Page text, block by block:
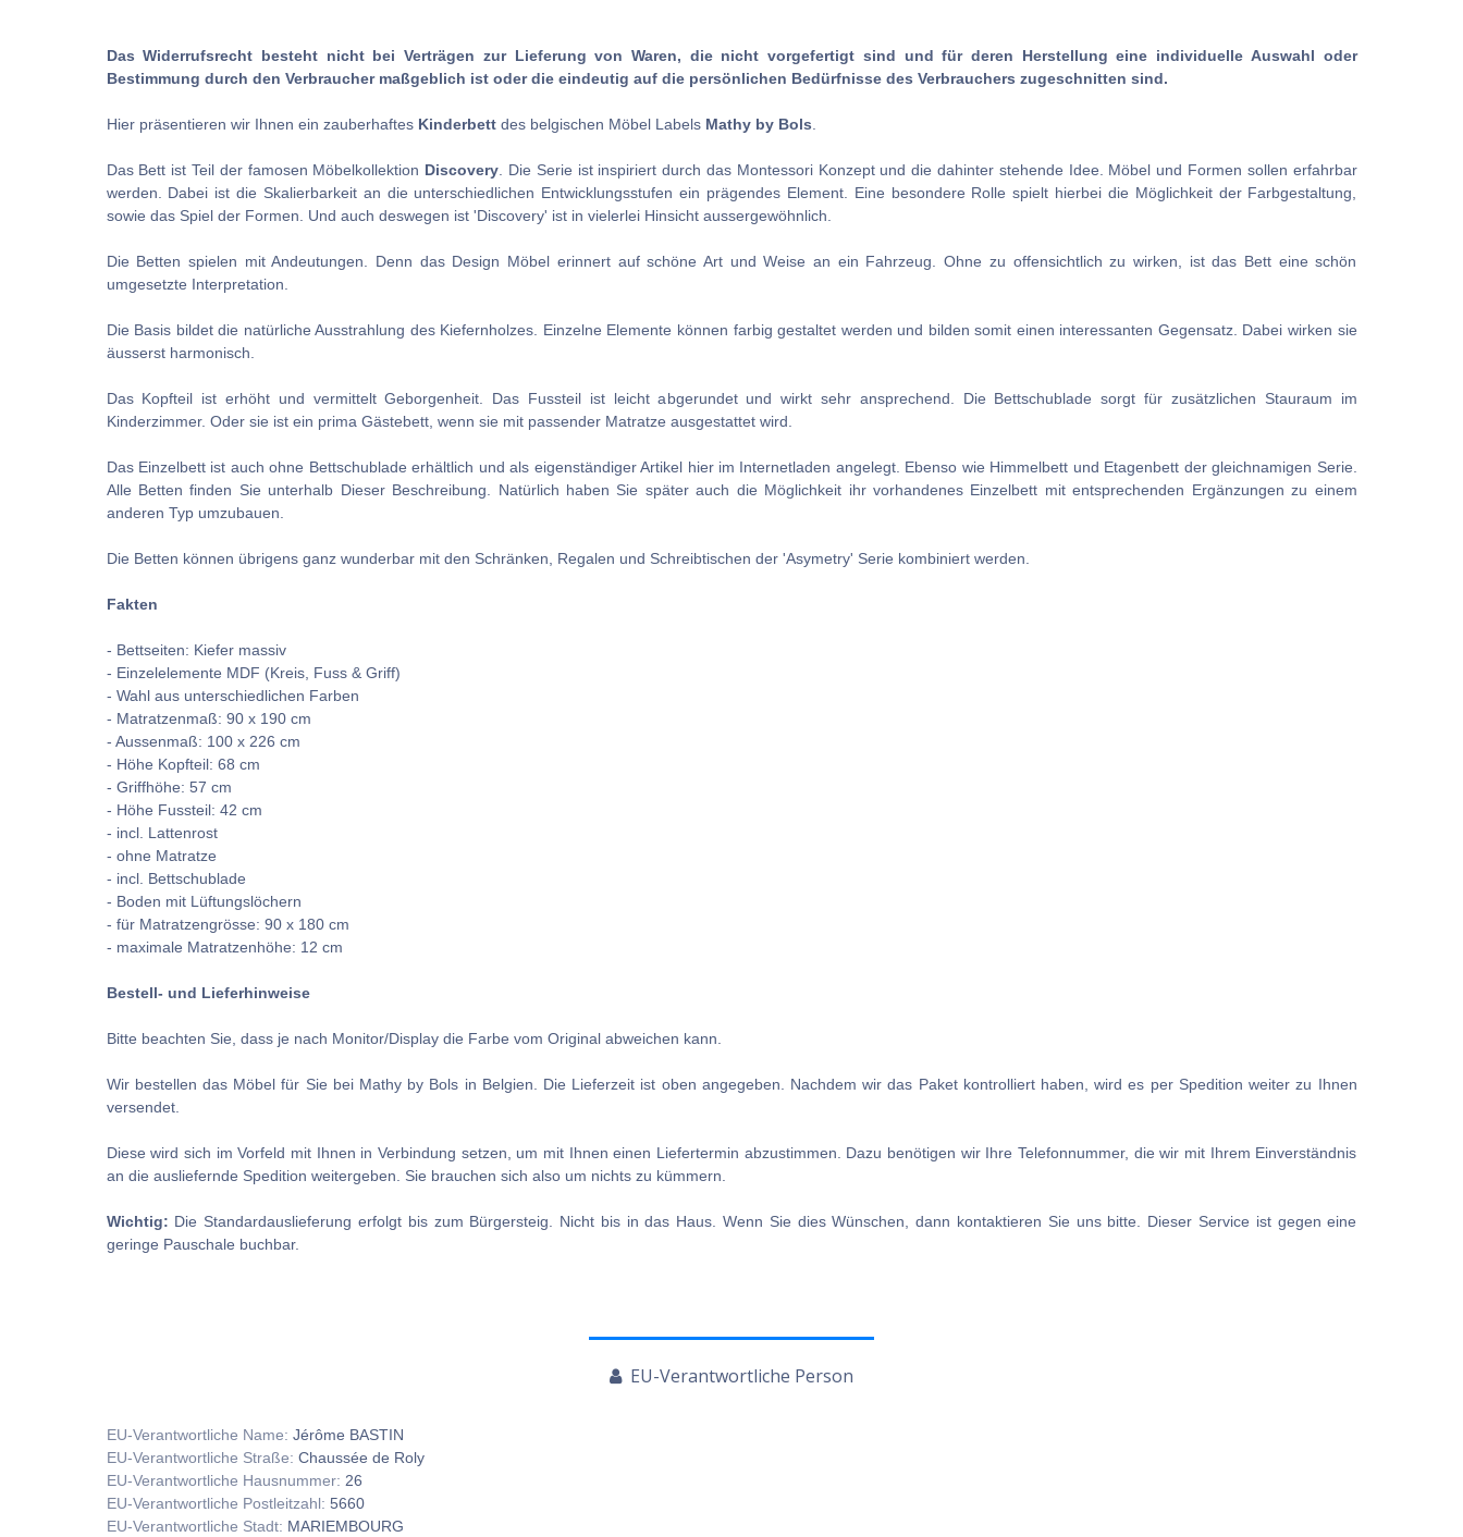
Das Widerrufsrecht besteht nicht bei Verträgen zur Lieferung von Waren, die nicht vorgefertigt sind und für deren Herstellung eine individuelle Auswahl oder
Bestimmung durch den Verbraucher maßgeblich ist oder die eindeutig auf die persönlichen Bedürfnisse des Verbrauchers zugeschnitten sind.
Hier präsentieren wir Ihnen ein zauberhaftes Kinderbettdes belgischen Möbel Labels Mathy by Bols.
Das Bett ist Teil der famosen Möbelkollektion Discovery. Die Serie ist inspiriert durch das Montessori Konzept und die dahinter stehende Idee. Möbel und Formen sollen erfahrbar
werden. Dabei ist die Skalierbarkeit an die unterschiedlichen Entwicklungsstufen ein prägendes Element. Eine besondere Rolle spielt hierbei die Möglichkeit der Farbgestaltung,
sowie das Spiel der Formen. Und auch deswegen ist 'Discovery' ist in vielerlei Hinsicht aussergewöhnlich.
Die Betten spielen mit Andeutungen. Denn das Design Möbel erinnert auf schöne Art und Weise an ein Fahrzeug. Ohne zu offensichtlich zu wirken, ist das Bett eine schön
umgesetzte Interpretation.
Die Basis bildet die natürliche Ausstrahlung des Kiefernholzes. Einzelne Elemente können farbig gestaltet werden und bilden somit einen interessanten Gegensatz. Dabei wirken sie
äusserst harmonisch.
Das Kopfteil ist erhöht und vermittelt Geborgenheit. Das Fussteil ist leicht abgerundet und wirkt sehr ansprechend. Die Bettschublade sorgt für zusätzlichen Stauraum im
Kinderzimmer. Oder sie ist ein prima Gästebett, wenn sie mit passender Matratze ausgestattet wird.
Das Einzelbett ist auch ohne Bettschublade erhältlich und als eigenständiger Artikel hier im Internetladen angelegt. Ebenso wie Himmelbett und Etagenbett der gleichnamigen Serie.
Alle Betten finden Sie unterhalb Dieser Beschreibung. Natürlich haben Sie später auch die Möglichkeit ihr vorhandenes Einzelbett mit entsprechenden Ergänzungen zu einem
anderen Typ umzubauen.
Die Betten können übrigens ganz wunderbar mit den Schränken, Regalen und Schreibtischen der 'Asymetry' Serie kombiniert werden.
Fakten
- Bettseiten: Kiefer massiv
- Einzelelemente MDF (Kreis, Fuss & Griff)
- Wahl aus unterschiedlichen Farben
- Matratzenmaß: 90 x 190 cm
- Aussenmaß: 100 x 226 cm
- Höhe Kopfteil: 68 cm
- Griffhöhe: 57 cm
- Höhe Fussteil: 42 cm
- incl. Lattenrost
- ohne Matratze
- incl. Bettschublade
- Boden mit Lüftungslöchern
- für Matratzengrösse: 90 x 180 cm
- maximale Matratzenhöhe: 12 cm
Bestell- und Lieferhinweise
Bitte beachten Sie, dass je nach Monitor/Display die Farbe vom Original abweichen kann.
Wir bestellen das Möbel für Sie bei Mathy by Bols in Belgien. Die Lieferzeit ist oben angegeben. Nachdem wir das Paket kontrolliert haben, wird es per Spedition weiter zu Ihnen
versendet.
Diese wird sich im Vorfeld mit Ihnen in Verbindung setzen, um mit Ihnen einen Liefertermin abzustimmen. Dazu benötigen wir Ihre Telefonnummer, die wir mit Ihrem Einverständnis
an die ausliefernde Spedition weitergeben. Sie brauchen sich also um nichts zu kümmern.
Wichtig: Die Standardauslieferung erfolgt bis zum Bürgersteig. Nicht bis in das Haus. Wenn Sie dies Wünschen, dann kontaktieren Sie uns bitte. Dieser Service ist gegen eine
geringe Pauschale buchbar.
EU-Verantwortliche Person
EU-Verantwortliche Name: Jérôme BASTIN
EU-Verantwortliche Straße: Chaussée de Roly
EU-Verantwortliche Hausnummer: 26
EU-Verantwortliche Postleitzahl: 5660
EU-Verantwortliche Stadt: MARIEMBOURG